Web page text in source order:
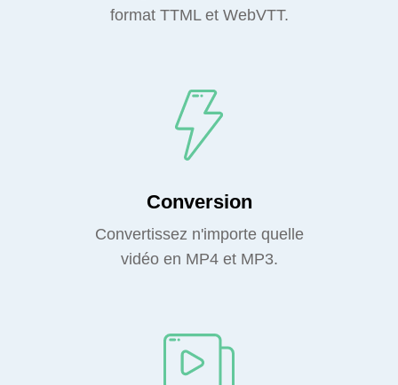
format TTML et WebVTT.
Conversion
Convertissez n'importe quelle
vidéo en MP4 et MP3.